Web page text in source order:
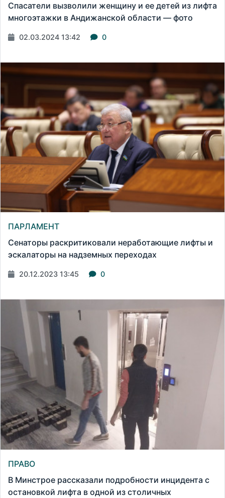
Спасатели вызволили женщину и ее детей из лифта
многоэтажки в Андижанской области — фото
02.03.2024 13:42 0
ПАРЛАМЕНТ
Сенаторы раскритиковали неработающие лифты и
эскалаторы на надземных переходах
20.12.2023 13:45 0
ПРАВО
В Минстрое рассказали подробности инцидента с
остановкой лифта в одной из столичных